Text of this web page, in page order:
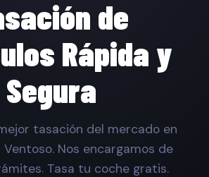
de
Rápida y
Segura
tasación del mercado en
Ventoso. Nos encargamos de
Tasa tu coche gratis.